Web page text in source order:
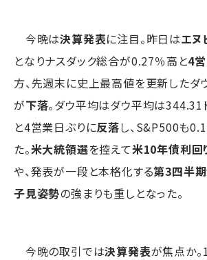
今晩は決算発表に注目。昨日はエヌ
となりナスダック総合が0.27％高と4
方、先週末に史上最高値を更新したダ
が下落。ダウ平均はダウ平均は344.31
と4営業日ぶりに反落し、S&P500も
た。米大統領選を控えて米10年債利回
や、発表が一段と本格化する第3四半
子見姿勢の強まりも重しとなった。
今晩の取引では決算発表が焦点か